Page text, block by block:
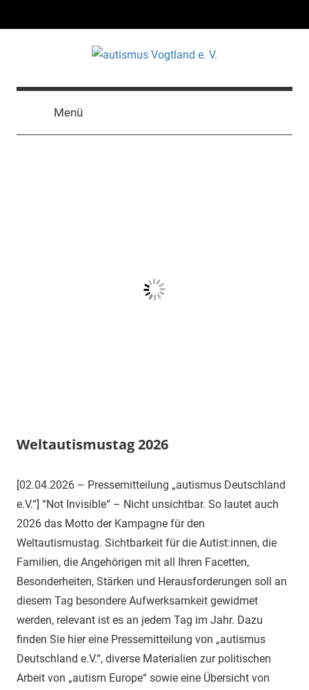
autismus
Vogtland
FörderungMenü
Weltautismustag 2026
2.
April
2026
Aut-
Vogt-
18
Uncategorized
[02.04.2026 – Pressemitteilung „autismus Deutschland
e.V.“] “Not Invisible“ – Nicht unsichtbar. So lautet auch
2026 das Motto der Kampagne für den
Weltautismustag. Sichtbarkeit für die Autist:innen, die
Familien, die Angehörigen mit all Ihren Facetten,
Besonderheiten, Stärken und Herausforderungen soll an
diesem Tag besondere Aufwerksamkeit gewidmet
werden, relevant ist es an jedem Tag im Jahr. Dazu
finden Sie hier eine Pressemitteilung von „autismus
Deutschland e.V.“, diverse Materialien zur politischen
Arbeit von „autism Europe“ sowie eine Übersicht von